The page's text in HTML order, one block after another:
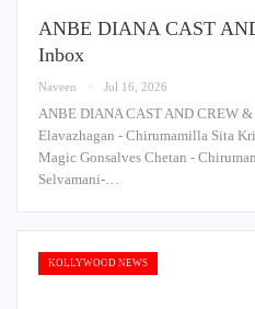
ANBE DIANA CAST
Inbox
Naveen Jul 16, 2026
ANBE DIANA CAST AND CREW
Elavazhagan - Chirumamilla Sita
Magic Gonsalves Chetan -
Selvamani-…
KOLLYWOOD NEWS